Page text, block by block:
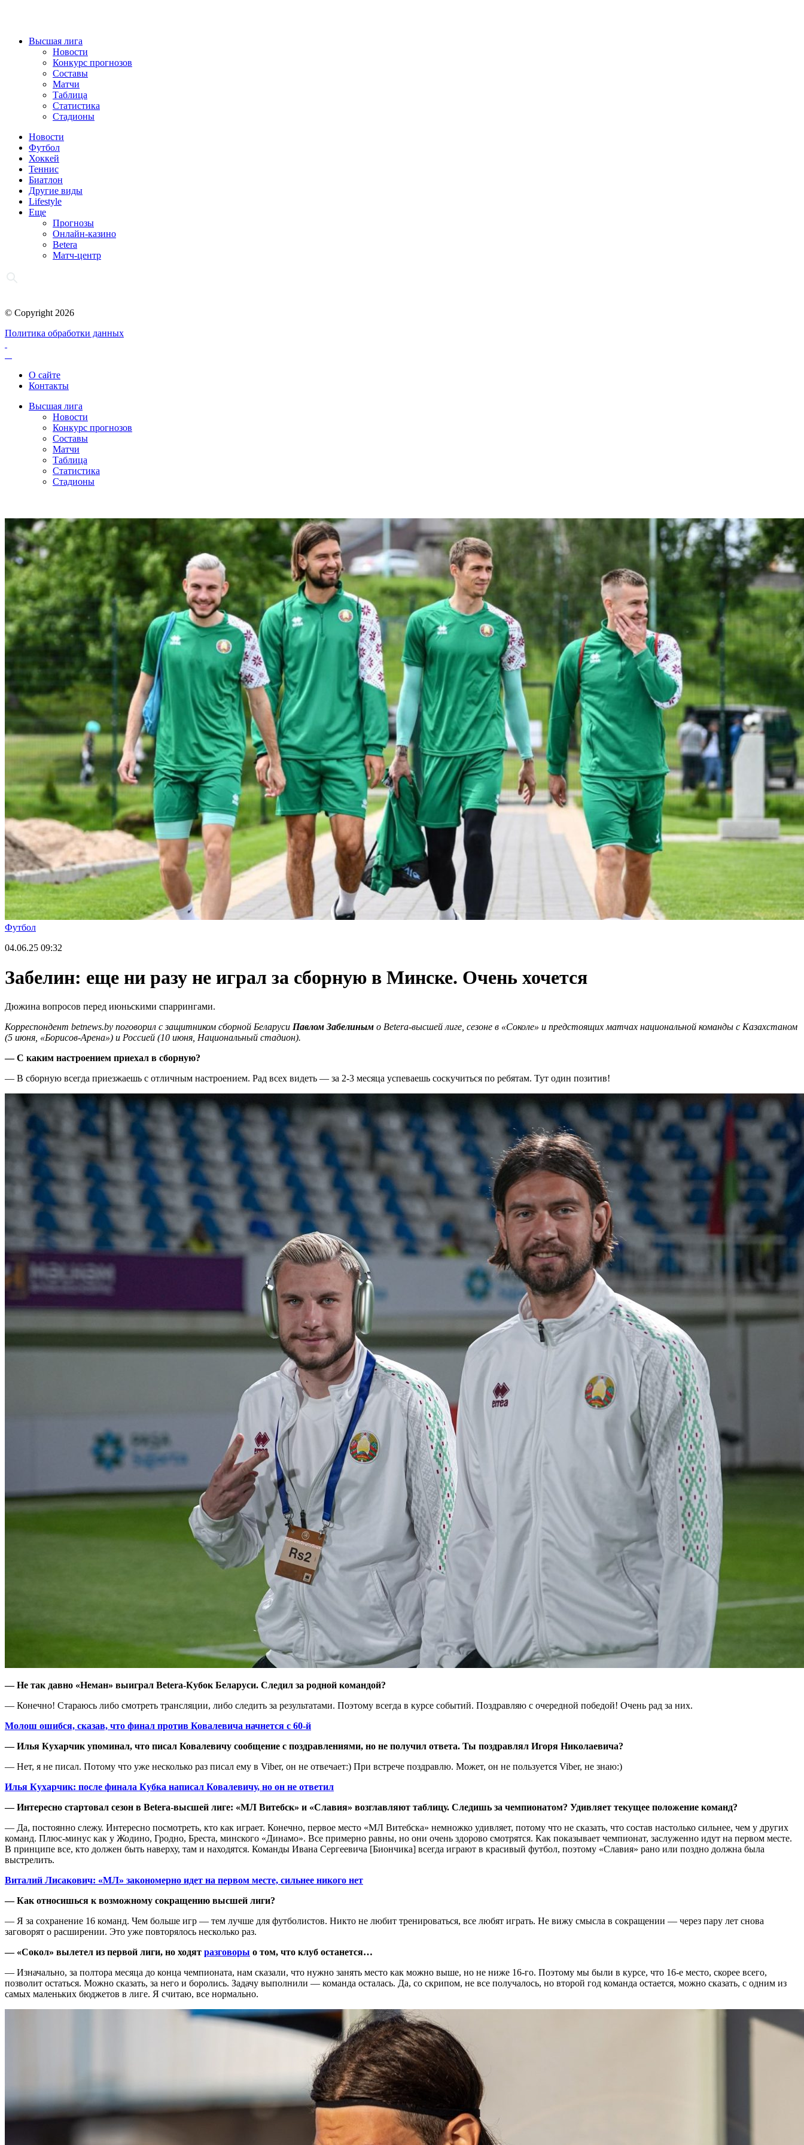
Высшая лига
Новости
Конкурс прогнозов
Составы
Матчи
Таблица
Статистика
Стадионы
Новости
Футбол
Хоккей
Теннис
Биатлон
Другие виды
Lifestyle
Еще
Прогнозы
Онлайн-казино
Betera
Матч-центр
© Copyright 2026
Политика обработки данных
О сайте
Контакты
Высшая лига
Новости
Конкурс прогнозов
Составы
Матчи
Таблица
Статистика
Стадионы
Футбол
04.06.25 09:32
Забелин: еще ни разу не играл за сборную в Минске. Очень хочется
Дюжина вопросов перед июньскими спаррингами.
Корреспондент betnews.by поговорил с защитником сборной Беларуси Павлом Забелиным о Betera-высшей лиге, сезоне в «Соколе» и предстоящих матчах национальной команды c Казахстаном
(5 июня, «Борисов-Арена») и Россией (10 июня, Национальный стадион).
— С каким настроением приехал в сборную?
— В сборную всегда приезжаешь с отличным настроением. Рад всех видеть — за 2-3 месяца успеваешь соскучиться по ребятам. Тут один позитив!
— Не так давно «Неман» выиграл Betera-Кубок Беларуси. Следил за родной командой?
— Конечно! Стараюсь либо смотреть трансляции, либо следить за результатами. Поэтому всегда в курсе событий. Поздравляю с очередной победой! Очень рад за них.
Молош ошибся, сказав, что финал против Ковалевича начнется с 60-й
— Илья Кухарчик упоминал, что писал Ковалевичу сообщение с поздравлениями, но не получил ответа. Ты поздравлял Игоря Николаевича?
— Нет, я не писал. Потому что уже несколько раз писал ему в Viber, он не отвечает:) При встрече поздравлю. Может, он не пользуется Viber, не знаю:)
Илья Кухарчик: после финала Кубка написал Ковалевичу, но он не ответил
— Интересно стартовал сезон в Betera-высшей лиге: «МЛ Витебск» и «Славия» возглавляют таблицу. Следишь за чемпионатом? Удивляет текущее положение команд?
— Да, постоянно слежу. Интересно посмотреть, кто как играет. Конечно, первое место «МЛ Витебска» немножко удивляет, потому что не сказать, что состав настолько сильнее, чем у других
команд. Плюс-минус как у Жодино, Гродно, Бреста, минского «Динамо». Все примерно равны, но они очень здорово смотрятся. Как показывает чемпионат, заслуженно идут на первом месте.
В принципе все, кто должен быть наверху, там и находятся. Команды Ивана Сергеевича [Биончика] всегда играют в красивый футбол, поэтому «Славия» рано или поздно должна была
выстрелить.
Виталий Лисакович: «МЛ» закономерно идет на первом месте, сильнее никого нет
— Как относишься к возможному сокращению высшей лиги?
— Я за сохранение 16 команд. Чем больше игр — тем лучше для футболистов. Никто не любит тренироваться, все любят играть. Не вижу смысла в сокращении — через пару лет снова
заговорят о расширении. Это уже повторялось несколько раз.
— «Сокол» вылетел из первой лиги, но ходят разговоры о том, что клуб останется…
— Изначально, за полтора месяца до конца чемпионата, нам сказали, что нужно занять место как можно выше, но не ниже 16-го. Поэтому мы были в курсе, что 16-е место, скорее всего,
позволит остаться. Можно сказать, за него и боролись. Задачу выполнили — команда осталась. Да, со скрипом, не все получалось, но второй год команда остается, можно сказать, с одним из
самых маленьких бюджетов в лиге. Я считаю, все нормально.